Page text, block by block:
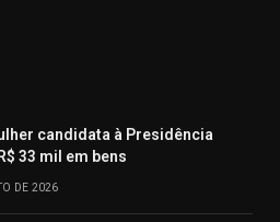
candidata à Presidência
33 mil em bens
DE 2026